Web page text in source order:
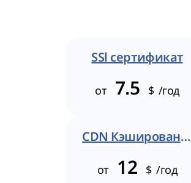
SSl сертификат
от 7.5 $ /год
CDN Кэширование
от 12 $ /год